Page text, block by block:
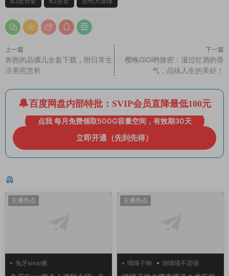
上一篇
奔跑的晶骡儿全套下载，附日常生
活美照赏析
下一篇
樱晚GiGi哟微密：漫过红酒的香
气，品味人生的美好！
百度网盘内部特批：SVIP会员直降最低100元
点我 每月免费领取500G容量空间，有效期30天
立即开通（先到先得）
主播热点
兔牙sinar酱
主播热点
喵喵子呐 胡喵喵不是喵